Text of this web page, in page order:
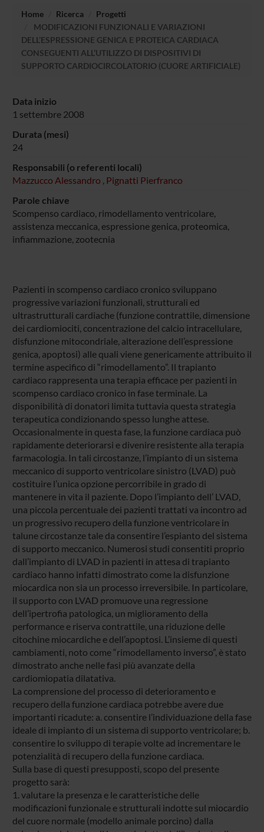
Home Ricerca
Progetti
MODIFICAZIONI FUNZIONALI E VARIAZIONI
DELL’ESPRESSIONE GENICA E PROTEICA CARDIACA
CONSEGUENTI ALL’UTILIZZO DI DISPOSITIVI DI
SUPPORTO CARDIOCIRCOLATORIO (CUORE ARTIFICIALE)
Data inizio
1 settembre 2008
Durata (mesi)
24
Responsabili (o referenti locali)
Mazzucco Alessandro , Pignatti Pierfranco
Parole chiave
Scompenso cardiaco, rimodellamento ventricolare,
assistenza meccanica, espressione genica, proteomica,
infiammazione, zootecnia
Pazienti in scompenso cardiaco cronico sviluppano
progressive variazioni funzionali, strutturali ed
ultrastrutturali cardiache (funzione contrattile, dimensione
dei cardiomiociti, concentrazione del calcio intracellulare,
disfunzione mitocondriale, alterazione dell’espressione
genica, apoptosi) alle quali viene genericamente attribuito il
termine aspecifico di “rimodellamento”. Il trapianto
cardiaco rappresenta una terapia efficace per pazienti in
scompenso cardiaco cronico in fase terminale. La
disponibilità di donatori limita tuttavia questa strategia
terapeutica condizionando spesso lunghe attese.
Occasionalmente in questa fase, la funzione cardiaca può
rapidamente deteriorarsi e divenire resistente alla terapia
farmacologia. In tali circostanze, l’impianto di un sistema
meccanico di supporto ventricolare sinistro (LVAD) può
costituire l’unica opzione percorribile in grado di
mantenere in vita il paziente. Dopo l’impianto dell’ LVAD,
una piccola percentuale dei pazienti trattati va incontro ad
un progressivo recupero della funzione ventricolare in
talune circostanze tale da consentire l’espianto del sistema
di supporto meccanico. Numerosi studi consentiti proprio
dall’impianto di LVAD in pazienti in attesa di trapianto
cardiaco hanno infatti dimostrato come la disfunzione
miocardica non sia un processo irreversibile. In particolare,
il supporto con LVAD promuove una regressione
dell’ipertrofia patologica, un miglioramento della
performance e riserva contrattile, una riduzione delle
citochine miocardiche e dell’apoptosi. L’insieme di questi
cambiamenti, noto come “rimodellamento inverso”, è stato
dimostrato anche nelle fasi più avanzate della
cardiomiopatia dilatativa.
La comprensione del processo di deterioramento e
recupero della funzione cardiaca potrebbe avere due
importanti ricadute: a. consentire l’individuazione della fase
ideale di impianto di un sistema di supporto ventricolare; b.
consentire lo sviluppo di terapie volte ad incrementare le
potenzialità di recupero della funzione cardiaca.
Sulla base di questi presupposti, scopo del presente
progetto sarà:
1. valutare la presenza e le caratteristiche delle
modificazioni funzionale e strutturali indotte sul miocardio
del cuore normale (modello animale porcino) dalla